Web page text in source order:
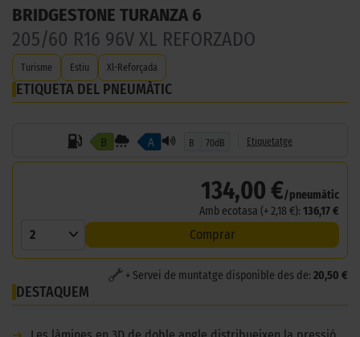
BRIDGESTONE TURANZA 6
205/60 R16 96V XL REFORZADO
Turisme Estiu Xl-Reforçada
ETIQUETA DEL PNEUMÀTIC
B A B 70dB Etiquetatge
134,00 €/pneumàtic
Amb ecotasa (+ 2,18 €): 136,17 €
2 Comprar
+ Servei de muntatge disponible des de: 20,50 €
DESTAQUEM